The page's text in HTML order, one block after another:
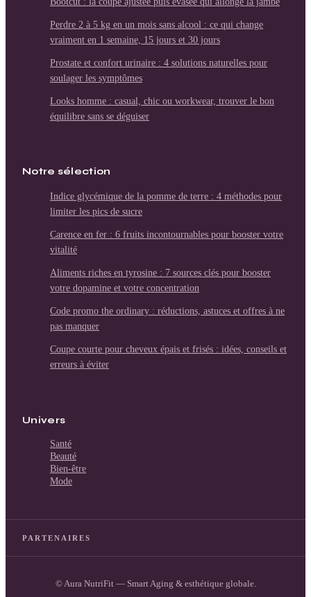
Perdre 2 à 5 kg en un mois sans alcool : ce qui change
vraiment en 1 semaine, 15 jours et 30 jours
Prostate et confort urinaire : 4 solutions naturelles pour
soulager les symptômes
Looks homme : casual, chic ou workwear, trouver le bon
équilibre sans se déguiser
Notre sélection
Indice glycémique de la pomme de terre : 4 méthodes pour
limiter les pics de sucre
Carence en fer : 6 fruits incontournables pour booster votre
vitalité
Aliments riches en tyrosine : 7 sources clés pour booster
votre dopamine et votre concentration
Code promo the ordinary : réductions, astuces et offres à ne
pas manquer
Coupe courte pour cheveux épais et frisés : idées, conseils et
erreurs à éviter
Univers
Santé
Beauté
Bien-être
Mode
PARTENAIRES
© Aura NutriFit — Smart Aging & esthétique globale.